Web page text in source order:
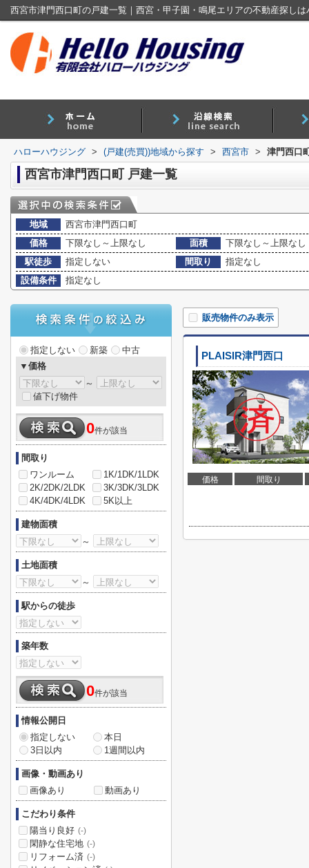
西宮市津門西口町の戸建一覧｜西宮・甲子園・鳴尾エリアの不動産探し
ハローハウジング > (戸建(売買))地域から探す > 西宮市 > 津門西口
西宮市津門西口町 戸建一覧
地域
西宮市津門西口町
価格
下限なし～上限なし 面積
下限なし～上限なし
駅徒歩
指定しない 間取り
指定なし
設備条件
指定なし
販売物件のみ表示
PLAISIR津門西口
価格 間取り
指定しない 新築
中古
▼価格
～
値下げ物件
0件が該当
間取り
ワンルーム
1K/1DK/1LDK
2K/2DK/2LDK
3K/3DK/3LDK
4K/4DK/4LDK
5K以上
建物面積
～
土地面積
～
駅からの徒歩
築年数
0件が該当
情報公開日
指定しない
本日
3日以内
1週間以内
画像・動画あり
画像あり
動画あり
こだわり条件
陽当り良好 (-)
閑静な住宅地 (-)
リフォーム済 (-)